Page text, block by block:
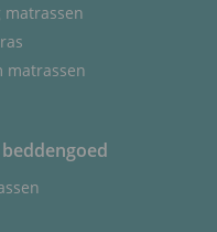
matrassen
matrassen